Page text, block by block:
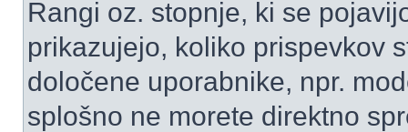
Rangi oz. stopnje, ki se
prikazujejo, koliko prispevkov
določene uporabnike, npr.
splošno ne morete direktno